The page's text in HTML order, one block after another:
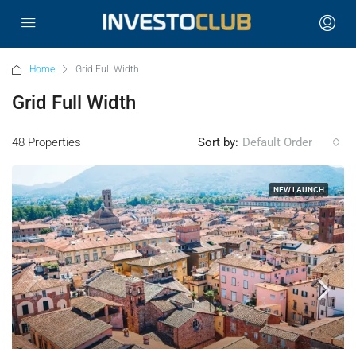
Home Grid Full Width
Grid Full Width
48 Properties Sort by: Default Order
NEW LAUNCH